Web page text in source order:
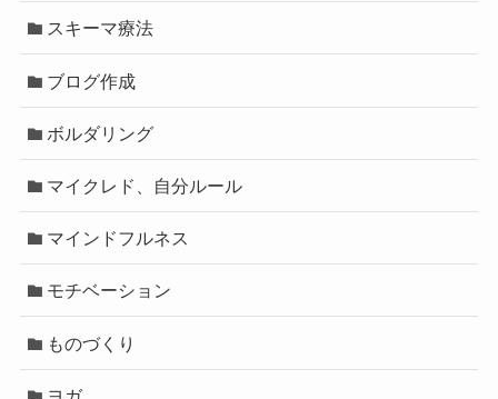
スキーマ療法
ブログ作成
ボルダリング
マイクレド、自分ルール
マインドフルネス
モチベーション
ものづくり